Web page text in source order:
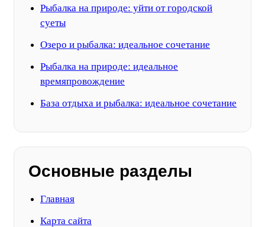
Рыбалка на природе: уйти от городской
суеты
Озеро и рыбалка: идеальное сочетание
Рыбалка на природе: идеальное
времяпровождение
База отдыха и рыбалка: идеальное сочетание
Основные разделы
Главная
Карта сайта